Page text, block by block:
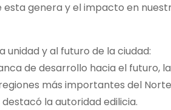
esta genera y el impacto en
unidad y al futuro de la ciudad:
de desarrollo hacia el futuro,
más importantes del
la autoridad edilicia.